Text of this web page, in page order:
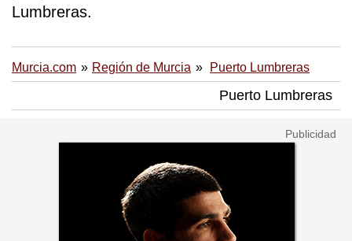
Lumbreras.
Murcia.com Región de Murcia Puerto Lumbreras
Puerto Lumbreras